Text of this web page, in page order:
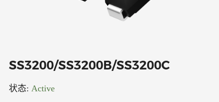
关于
SS3200/SS3200B/SS3200C
状态: Active